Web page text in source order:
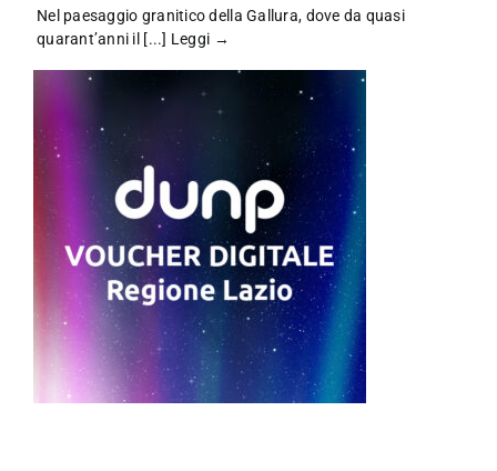
Nel paesaggio granitico della Gallura, dove da quasi
quarant’anni il [...] Leggi →